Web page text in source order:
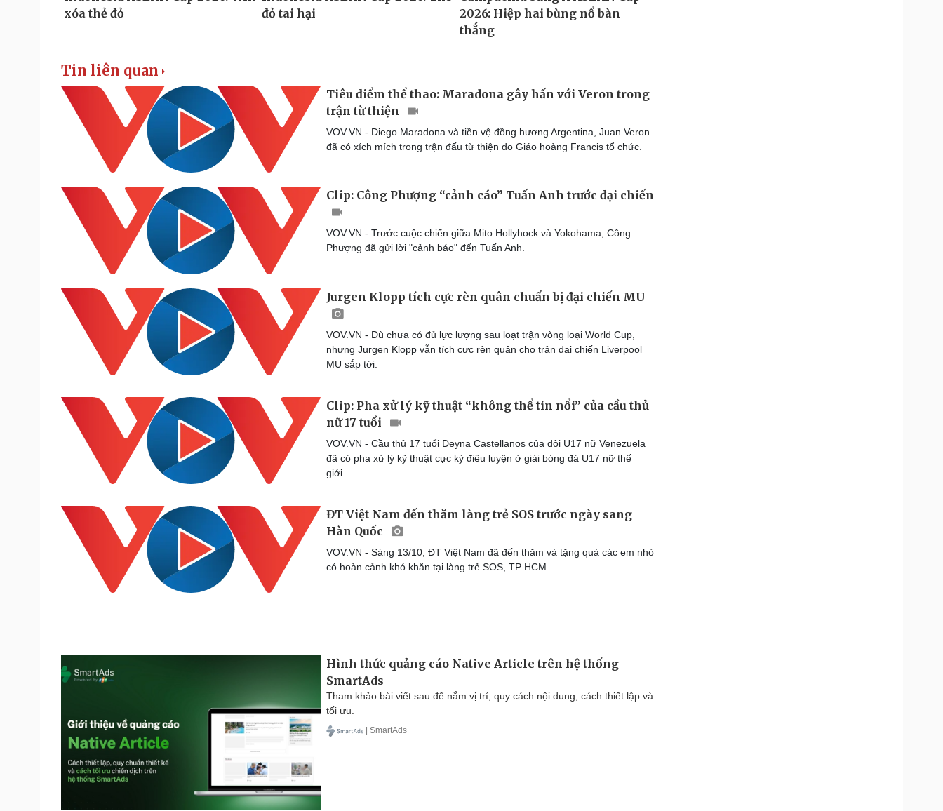
Tin liên quan
Tiêu điểm thể thao: Maradona gây hấn với Veron trong
trận từ thiện
VOV.VN - Diego Maradona và tiền vệ đồng hương Argentina, Juan Veron
đã có xích mích trong trận đấu từ thiện do Giáo hoàng Francis tổ chức.
Clip: Công Phượng “cảnh cáo” Tuấn Anh trước đại chiến
VOV.VN - Trước cuộc chiến giữa Mito Hollyhock và Yokohama, Công
Phượng đã gửi lời "cảnh báo" đến Tuấn Anh.
Jurgen Klopp tích cực rèn quân chuẩn bị đại chiến MU
VOV.VN - Dù chưa có đủ lực lượng sau loạt trận vòng loại World Cup,
nhưng Jurgen Klopp vẫn tích cực rèn quân cho trận đại chiến Liverpool
MU sắp tới.
Clip: Pha xử lý kỹ thuật “không thể tin nổi” của cầu thủ
nữ 17 tuổi
VOV.VN - Cầu thủ 17 tuổi Deyna Castellanos của đội U17 nữ Venezuela
đã có pha xử lý kỹ thuật cực kỳ điêu luyện ở giải bóng đá U17 nữ thế
giới.
ĐT Việt Nam đến thăm làng trẻ SOS trước ngày sang
Hàn Quốc
VOV.VN - Sáng 13/10, ĐT Việt Nam đã đến thăm và tặng quà các em nhỏ
có hoàn cảnh khó khăn tại làng trẻ SOS, TP HCM.
Hình thức quảng cáo Native Article trên hệ thống
SmartAds
Tham khảo bài viết sau để nắm vị trí, quy cách nội dung, cách thiết lập và
tối ưu.
| SmartAds